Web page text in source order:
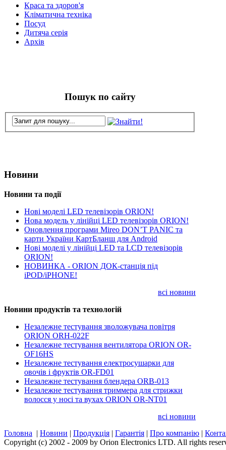
Краса та здоров'я
Кліматична техніка
Посуд
Дитяча серія
Архів
Пошук по сайту
Новини
Новини та події
Нові моделі LED телевізорів ORION!
Нова модель у лінійці LED телевізорів ORION!
Оновлення програми Mireo DON’T PANIC та
карти України КартБланш для Android
Нові моделі у лінійці LED та LCD телевізорів
ORION!
НОВИНКА - ORION ДОК-станція під
iPOD/iPHONE!
всі новини
Новини продуктів та технологій
Незалежне тестування зволожувача повітря
ORION ORH-022F
Незалежне тестування вентилятора ORION OR-
OF16HS
Незалежне тестування електросушарки для
овочів і фруктів OR-FD01
Незалежне тестування блендера ORB-013
Незалежне тестування триммера для стрижки
волосся у носі та вухах ORION OR-NT01
всі новини
Головна | Новини | Продукція | Гарантія | Про компанію |
Copyright (c) 2002 - 2009 by Orion Electronics LTD. All rights